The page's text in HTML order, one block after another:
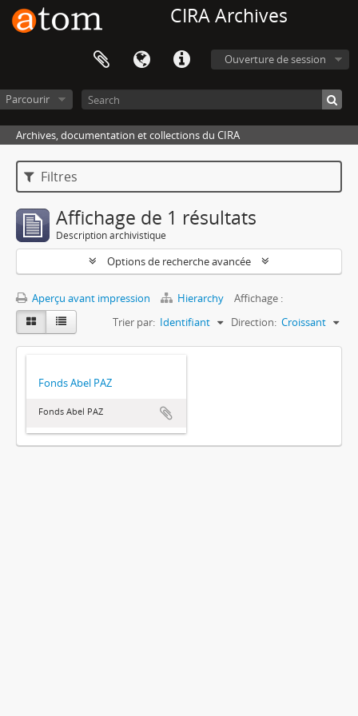
CIRA Archives
Ouverture de session
Parcourir
Archives, documentation et collections du CIRA
Filtres
Affichage de 1 résultats
Description archivistique
Options de recherche avancée
Aperçu avant impression Hierarchy
Affichage :
Trier par: Identifiant Direction: Croissant
Fonds Abel PAZ
Fonds Abel PAZ